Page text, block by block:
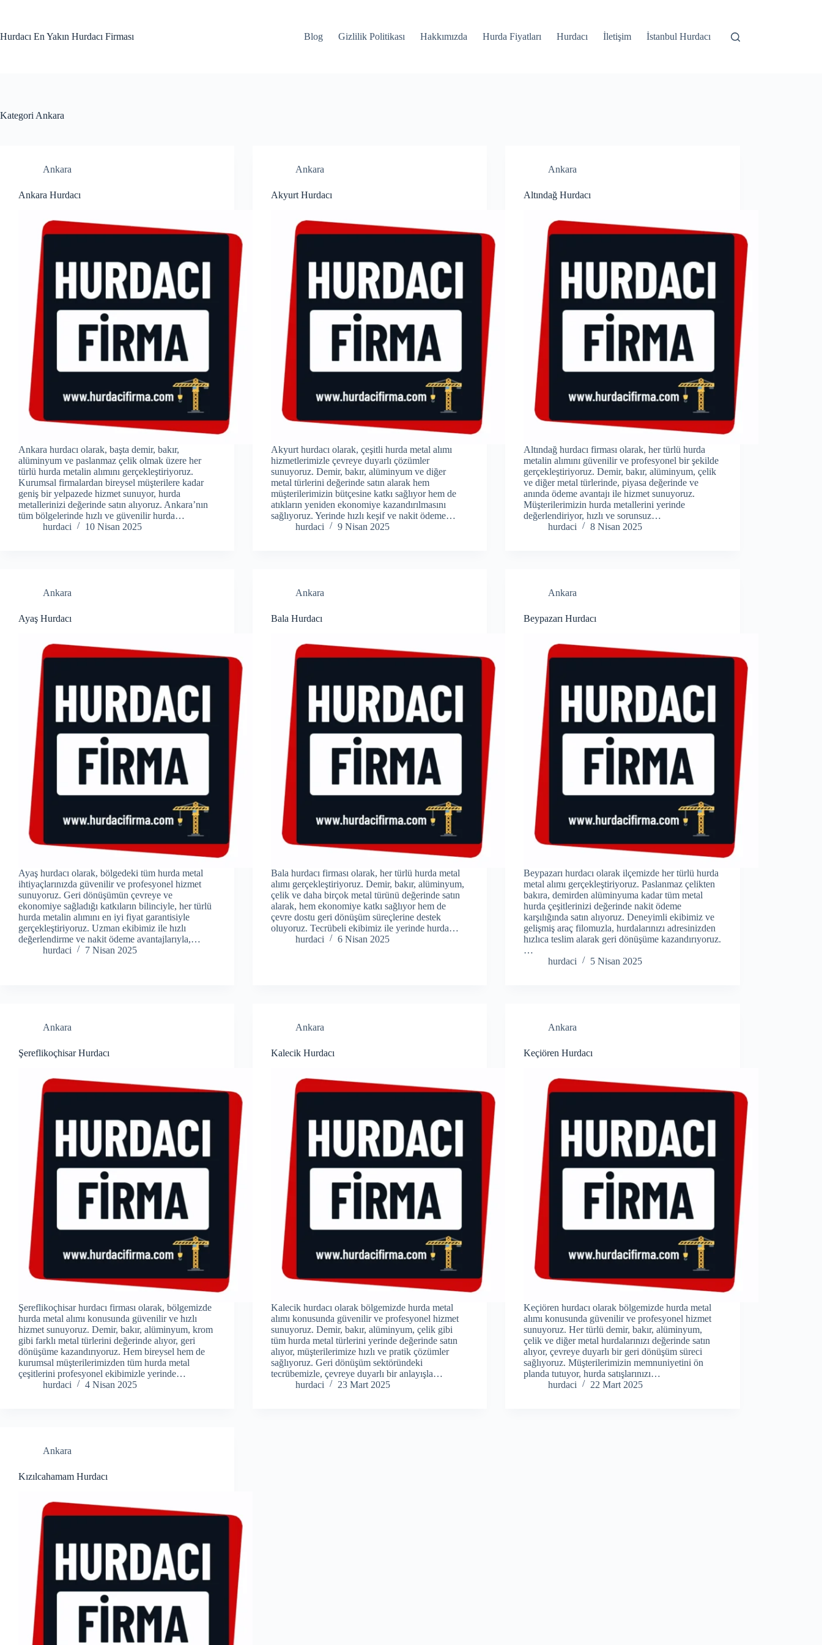
Hurdacı En Yakın Hurdacı Firması
Blog Gizlilik Politikası Hakkımızda Hurda Fiyatları Hurdacı İletişim İstanbul Hurdacı
Kategori Ankara
Ankara
Ankara Hurdacı
Ankara hurdacı olarak, başta demir, bakır,
alüminyum ve paslanmaz çelik olmak üzere her
türlü hurda metalin alımını gerçekleştiriyoruz.
Kurumsal firmalardan bireysel müşterilere kadar
geniş bir yelpazede hizmet sunuyor, hurda
metallerinizi değerinde satın alıyoruz. Ankara’nın
tüm bölgelerinde hızlı ve güvenilir hurda…
hurdaci
10 Nisan 2025
Ankara
Akyurt Hurdacı
Akyurt hurdacı olarak, çeşitli hurda metal alımı
hizmetlerimizle çevreye duyarlı çözümler
sunuyoruz. Demir, bakır, alüminyum ve diğer
metal türlerini değerinde satın alarak hem
müşterilerimizin bütçesine katkı sağlıyor hem de
atıkların yeniden ekonomiye kazandırılmasını
sağlıyoruz. Yerinde hızlı keşif ve nakit ödeme…
hurdaci
9 Nisan 2025
Ankara
Altındağ Hurdacı
Altındağ hurdacı firması olarak, her türlü hurda
metalin alımını güvenilir ve profesyonel bir şekilde
gerçekleştiriyoruz. Demir, bakır, alüminyum, çelik
ve diğer metal türlerinde, piyasa değerinde ve
anında ödeme avantajı ile hizmet sunuyoruz.
Müşterilerimizin hurda metallerini yerinde
değerlendiriyor, hızlı ve sorunsuz…
hurdaci
8 Nisan 2025
Ankara
Ayaş Hurdacı
Ayaş hurdacı olarak, bölgedeki tüm hurda metal
ihtiyaçlarınızda güvenilir ve profesyonel hizmet
sunuyoruz. Geri dönüşümün çevreye ve
ekonomiye sağladığı katkıların bilinciyle, her türlü
hurda metalin alımını en iyi fiyat garantisiyle
gerçekleştiriyoruz. Uzman ekibimiz ile hızlı
değerlendirme ve nakit ödeme avantajlarıyla,…
hurdaci
7 Nisan 2025
Ankara
Bala Hurdacı
Bala hurdacı firması olarak, her türlü hurda metal
alımı gerçekleştiriyoruz. Demir, bakır, alüminyum,
çelik ve daha birçok metal türünü değerinde satın
alarak, hem ekonomiye katkı sağlıyor hem de
çevre dostu geri dönüşüm süreçlerine destek
oluyoruz. Tecrübeli ekibimiz ile yerinde hurda…
hurdaci
6 Nisan 2025
Ankara
Beypazarı Hurdacı
Beypazarı hurdacı olarak ilçemizde her türlü hurda
metal alımı gerçekleştiriyoruz. Paslanmaz çelikten
bakıra, demirden alüminyuma kadar tüm metal
hurda çeşitlerinizi değerinde nakit ödeme
karşılığında satın alıyoruz. Deneyimli ekibimiz ve
gelişmiş araç filomuzla, hurdalarınızı adresinizden
hızlıca teslim alarak geri dönüşüme kazandırıyoruz.
…
hurdaci
5 Nisan 2025
Ankara
Şereflikoçhisar Hurdacı
Şereflikoçhisar hurdacı firması olarak, bölgemizde
hurda metal alımı konusunda güvenilir ve hızlı
hizmet sunuyoruz. Demir, bakır, alüminyum, krom
gibi farklı metal türlerini değerinde alıyor, geri
dönüşüme kazandırıyoruz. Hem bireysel hem de
kurumsal müşterilerimizden tüm hurda metal
çeşitlerini profesyonel ekibimizle yerinde…
hurdaci
4 Nisan 2025
Ankara
Kalecik Hurdacı
Kalecik hurdacı olarak bölgemizde hurda metal
alımı konusunda güvenilir ve profesyonel hizmet
sunuyoruz. Demir, bakır, alüminyum, çelik gibi
tüm hurda metal türlerini yerinde değerinde satın
alıyor, müşterilerimize hızlı ve pratik çözümler
sağlıyoruz. Geri dönüşüm sektöründeki
tecrübemizle, çevreye duyarlı bir anlayışla…
hurdaci
23 Mart 2025
Ankara
Keçiören Hurdacı
Keçiören hurdacı olarak bölgemizde hurda metal
alımı konusunda güvenilir ve profesyonel hizmet
sunuyoruz. Her türlü demir, bakır, alüminyum,
çelik ve diğer metal hurdalarınızı değerinde satın
alıyor, çevreye duyarlı bir geri dönüşüm süreci
sağlıyoruz. Müşterilerimizin memnuniyetini ön
planda tutuyor, hurda satışlarınızı…
hurdaci
22 Mart 2025
Ankara
Kızılcahamam Hurdacı